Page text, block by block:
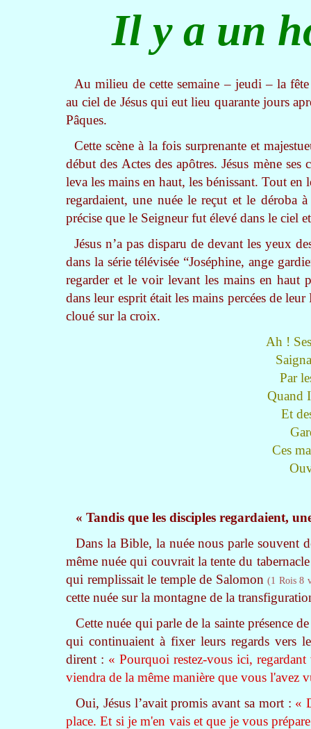
Il y a un
Au milieu de cette semaine – jeudi – la
au ciel de Jésus qui eut lieu quarante jours
Pâques.
Cette scène à la fois surprenante et
début des Actes des apôtres. Jésus mène
leva les mains en haut, les bénissant. Tout
regardaient, une nuée le reçut et le déroba
précise que le Seigneur fut élevé dans le ciel
Jésus n’a pas disparu de devant les yeux
dans la série télévisée “Joséphine, ange
regarder et le voir levant les mains en haut
dans leur esprit était les mains percées de
cloué sur la croix.
Ah !
Par
Quand
Et
Ces
« Tandis que les disciples regardaient,
Dans la Bible, la nuée nous parle souvent
même nuée qui couvrait la tente du
qui remplissait le temple de Salomon(1 Rois 8
cette nuée sur la montagne de la
Cette nuée qui parle de la sainte présence
qui continuaient à fixer leurs regards vers
dirent : « Pourquoi restez-vous ici,
viendra de la même manière que vous l'avez
Oui, Jésus l’avait promis avant sa mort : «
place. Et si je m'en vais et que je vous